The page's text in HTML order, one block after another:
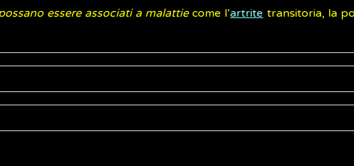
essere associati a malattiecome l’artrite transitoria, la
e si effettua tramite un semplice prelievo di una
di riferimento) nei risultati dell’analisi sono differenziati per sesso